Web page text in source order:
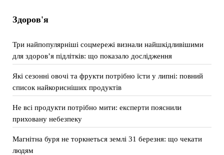
Здоров'я
Три найпопулярніші соцмережі визнали найшкідливішими
для здоров’я підлітків: що показало дослідження
Які сезонні овочі та фрукти потрібно їсти у липні: повний
список найкорисніших продуктів
Не всі продукти потрібно мити: експерти пояснили
приховану небезпеку
Магнітна буря не торкнеться землі 31 березня: що чекати
людям